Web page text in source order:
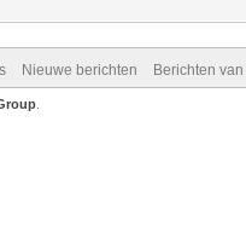
Nieuwe berichten Berichten